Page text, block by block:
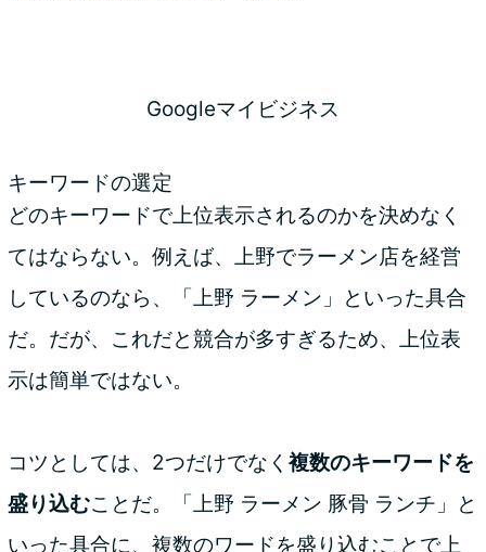
Googleマイビジネス
キーワードの選定
どのキーワードで上位表示されるのかを決めなく
てはならない。例えば、上野でラーメン店を経営
しているのなら、「上野 ラーメン」といった具合
だ。だが、これだと競合が多すぎるため、上位表
示は簡単ではない。
コツとしては、2つだけでなく 複数のキーワードを
盛り込むことだ。「上野 ラーメン 豚骨 ランチ」と
いった具合に、複数のワードを盛り込むことで上